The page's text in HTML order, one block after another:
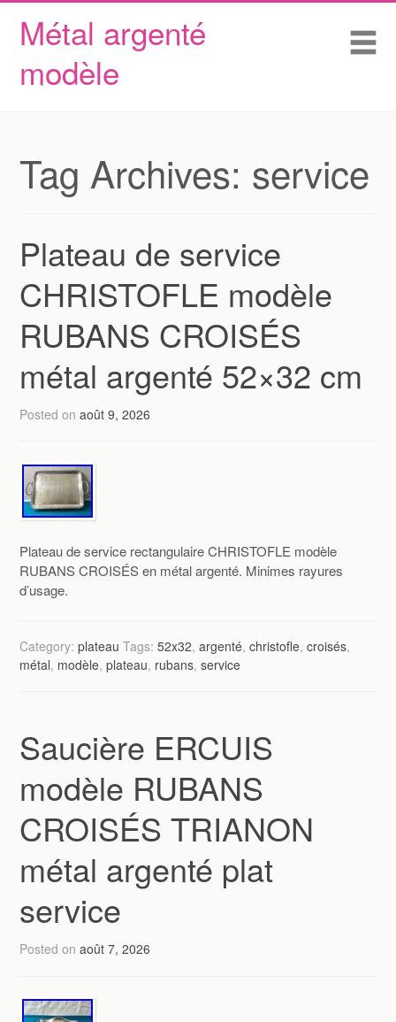
Métal argenté
modèle
Skip to content
Accueil
Conditions d’utilisation
Tag Archives: service
Plateau de service
CHRISTOFLE modèle
RUBANS CROISÉS
métal argenté 52×32 cm
Posted onaoût 9, 2026
Plateau de service rectangulaire CHRISTOFLE modèle
RUBANS CROISÉS en métal argenté. Minimes rayures
d’usage.
Category:plateau Tags:52x32,argenté,christofle,croisés,
métal, modèle,plateau, rubans,service
Saucière ERCUIS
modèle RUBANS
CROISÉS TRIANON
métal argenté plat
service
Posted onaoût 7, 2026